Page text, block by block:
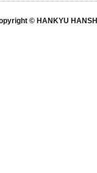
© HANKYU